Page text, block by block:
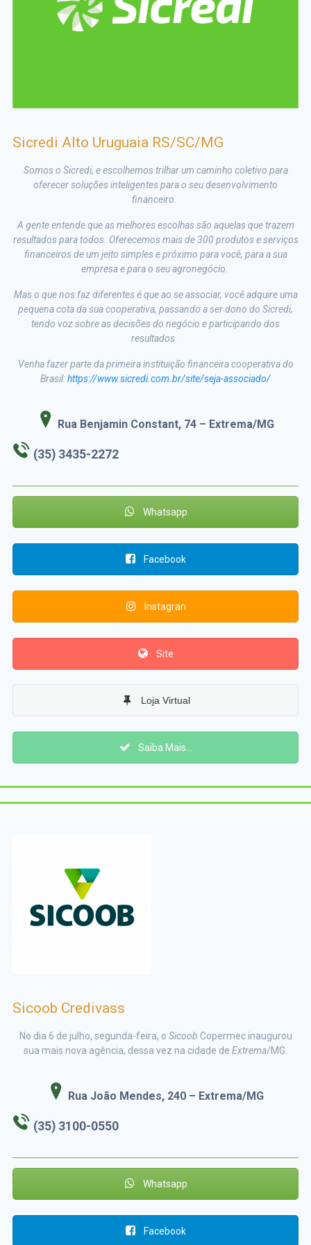
Sicredi Alto Uruguaia RS/SC/MG
Somos o Sicredi, e escolhemos trilhar um caminho coletivo para
oferecer soluções inteligentes para o seu desenvolvimento
financeiro.
A gente entende que as melhores escolhas são aquelas que trazem
resultados para todos. Oferecemos mais de 300 produtos e serviços
financeiros de um jeito simples e próximo para você, para a sua
empresa e para o seu agronegócio.
Mas o que nos faz diferentes é que ao se associar, você adquire uma
pequena cota da sua cooperativa, passando a ser dono do Sicredi,
tendo voz sobre as decisões do negócio e participando dos
resultados.
Venha fazer parte da primeira instituição financeira cooperativa do
Brasil:https://www.sicredi.com.br/site/seja-associado/
Rua Benjamin Constant, 74 – Extrema/MG
(35) 3435-2272
Whatsapp
Facebook
Instagran
Site
Loja Virtual
Saiba Mais...
Sicoob Credivass
No dia 6 de julho, segunda-feira, o Sicoob Copermec inaugurou
sua mais nova agência, dessa vez na cidade de Extrema/MG.
Rua João Mendes, 240 – Extrema/MG
(35) 3100-0550
Whatsapp
Facebook